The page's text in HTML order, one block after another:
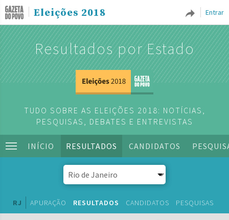
Entrar
Eleições 2018
Resultados por Estado
TUDO SOBRE AS ELEIÇÕES 2018: NOTÍCIAS,
PESQUISAS, DEBATES E ENTREVISTAS
INÍCIO RESULTADOS CANDIDATOS
RJ APURAÇÃO RESULTADOS CANDIDATOS PESQUISAS